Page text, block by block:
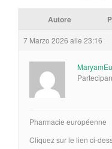
Autore
7 Marzo 2026 alle 23:16
Pharmacie européenne
Cliquez sur le lien ci-